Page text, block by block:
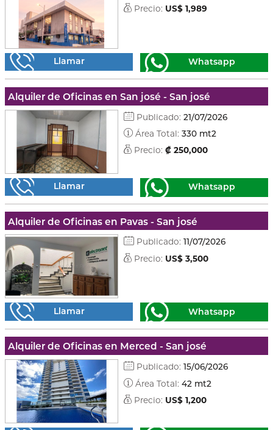
Precio: US$ 1,989
Llamar Whatsapp
Alquiler de Oficinas en San josé - San josé
Publicado: 21/07/2026
Área Total: 330 mt2
Precio: ₡ 250,000
Llamar Whatsapp
Alquiler de Oficinas en Pavas - San josé
Publicado: 11/07/2026
Precio: US$ 3,500
Llamar Whatsapp
Alquiler de Oficinas en Merced - San josé
Publicado: 15/06/2026
Área Total: 42 mt2
Precio: US$ 1,200